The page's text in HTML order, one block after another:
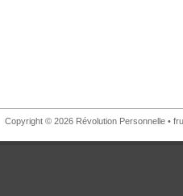
Copyright © 2026 Révolution Personnelle •